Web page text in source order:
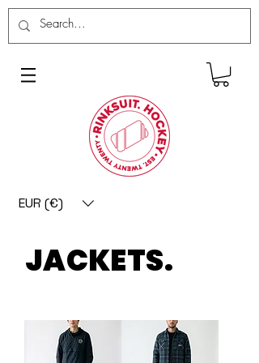
EUR (€)
JACKETS.